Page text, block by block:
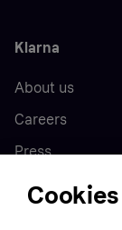
Klarna
About us
Careers
Press